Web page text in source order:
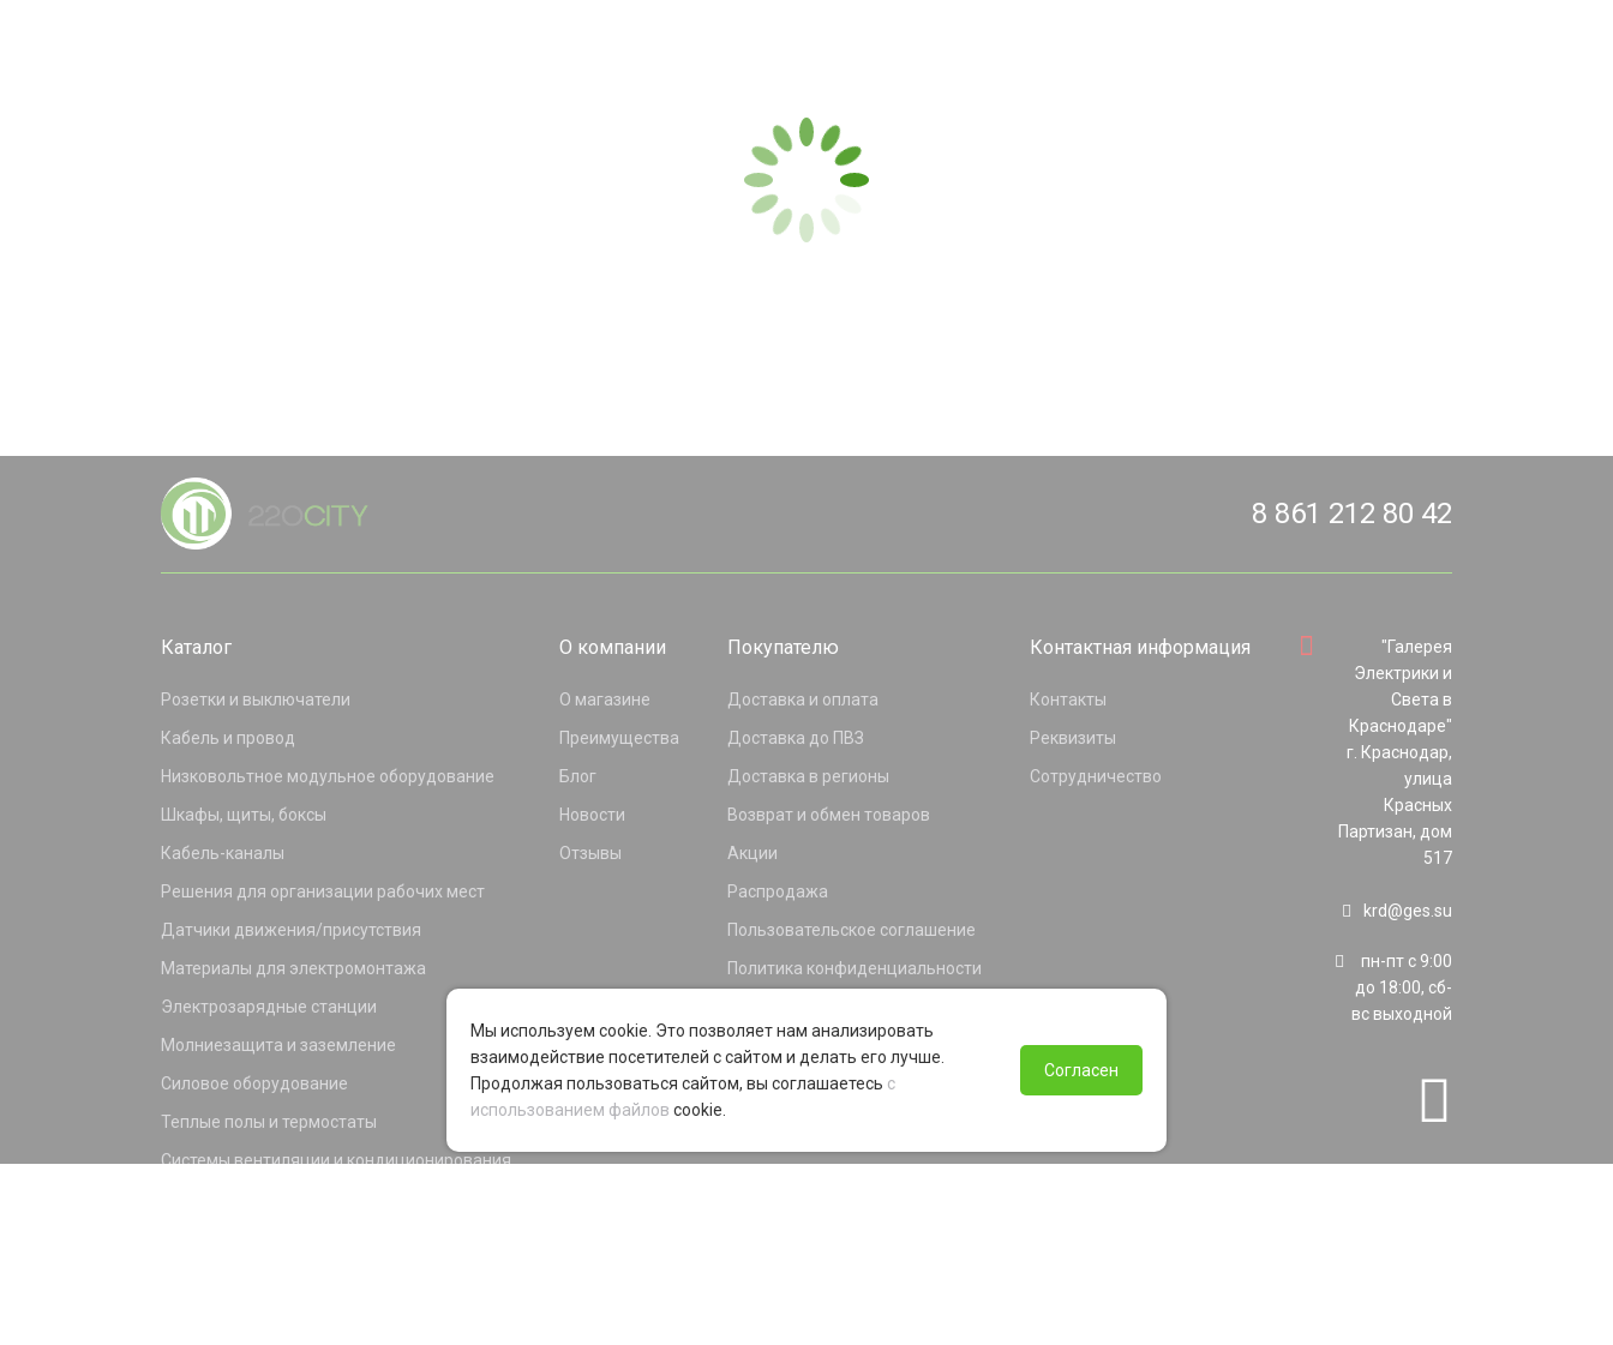
8 861 212 80 42
Каталог
Розетки и выключатели
Кабель и провод
Низковольтное модульное оборудование
Шкафы, щиты, боксы
Кабель-каналы
Решения для организации рабочих мест
Датчики движения/присутствия
Материалы для электромонтажа
Электрозарядные станции
Молниезащита и заземление
Силовое оборудование
Теплые полы и термостаты
Системы вентиляции и кондиционирования
О компании
О магазине
Преимущества
Блог
Новости
Отзывы
Покупателю
Доставка и оплата
Доставка до ПВЗ
Доставка в регионы
Возврат и обмен товаров
Акции
Распродажа
Пользовательское соглашение
Политика конфиденциальности
Программа лояльности
Контактная информация
Контакты
Реквизиты
Сотрудничество
"Галерея
Электрики и
Света в
Краснодаре"
г. Краснодар,
улица
Красных
Партизан, дом
517
krd@ges.su
пн-пт с 9:00
до 18:00, сб-
вс выходной
Мы используем cookie. Это позволяет нам анализировать
взаимодействие посетителей с сайтом и делать его лучше.
Продолжая пользоваться сайтом, вы соглашаетесь с
использованием файлов cookie.
Согласен